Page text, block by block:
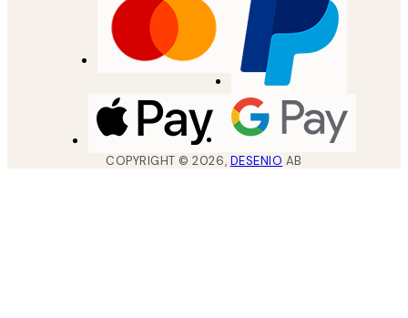
COPYRIGHT ©2026, DESENIO AB